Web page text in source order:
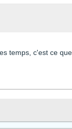
temps, c'est ce